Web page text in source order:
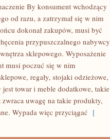
By konsument wchodzący
od razu, a zatrzymał się w nim
dokonał zakupów, musi być
przypuszczalnego nabywcy
sklepowego. Wyposażenie
musi poczuć się w nim
regały, stojaki odzieżowe,
towar i meble dodatkowe, takie
uwagę na takie produkty,
Wypada więc przyciągać [